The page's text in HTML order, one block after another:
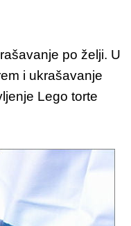
po želji. U
i ukrašavanje
Lego torte